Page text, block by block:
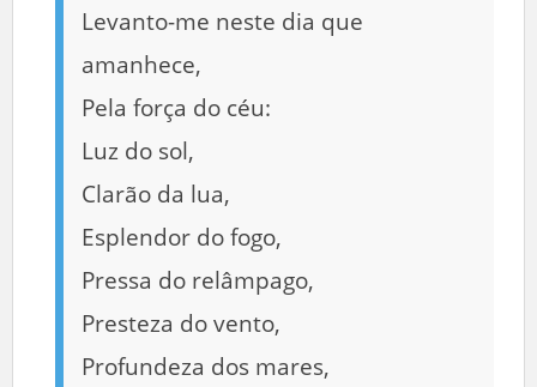
Levanto-me neste dia que
amanhece,
Pela força do céu:
Luz do sol,
Clarão da lua,
Esplendor do fogo,
Pressa do relâmpago,
Presteza do vento,
Profundeza dos mares,